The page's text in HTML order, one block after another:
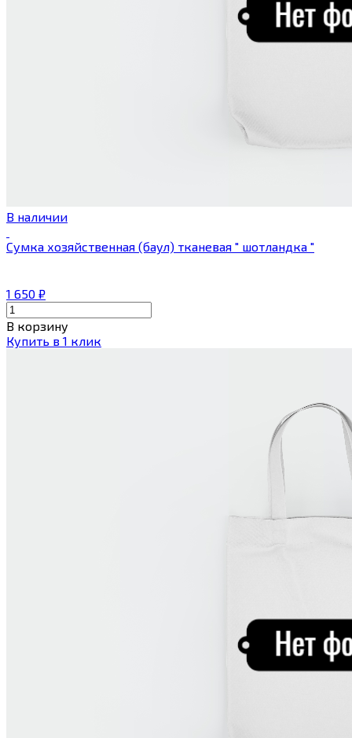
В наличии
Сумка хозяйственная (баул) тканевая " шотландка "
1 650 ₽
В корзину
Купить в 1 клик